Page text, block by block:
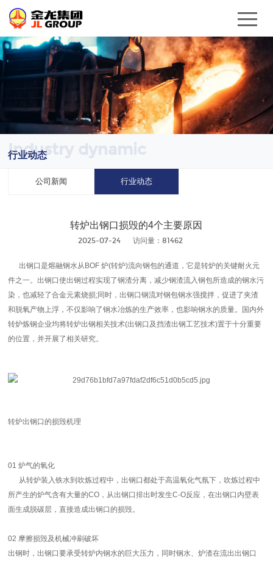
Industry dynamic
行业动态
公司新闻 行业动态
转炉出钢口损毁的4个主要原因
2025-07-24 访问量：81462
出钢口是熔融钢水从BOF 炉(转炉)流向钢包的通道，它是转炉的关键耐火元
件之一。出钢口使出钢过程实现了钢渣分离，减少钢渣流入钢包所造成的钢水污
染，也减轻了合金元素烧损;同时，出钢口钢流对钢包钢水强搅拌，促进了夹渣
和脱氧产物上浮，不仅影响了钢水冶炼的生产效率，也影响钢水的质量。国内外
转炉炼钢企业均将转炉出钢相关技术(出钢口及挡渣出钢工艺技术)置于十分重要
的位置，并开展了相关研究。
转炉出钢口的损毁机理
01 炉气的氧化
从转炉装入铁水到吹炼过程中，出钢口都处于高温氧化气氛下，吹炼过程中
所产生的炉气含有大量的CO，从出钢口排出时发生C-O反应，在出钢口内壁表
面生成脱碳层，直接造成出钢口的损毁。
02 摩擦损毁及机械冲刷破坏
出钢时，出钢口要承受转炉内钢水的巨大压力，同时钢水、炉渣在流出出钢口